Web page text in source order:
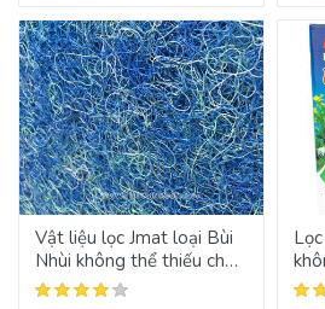
Vật liệu lọc Jmat loại Bùi
Nhùi không thể thiếu cho
hệ thống lọc nước